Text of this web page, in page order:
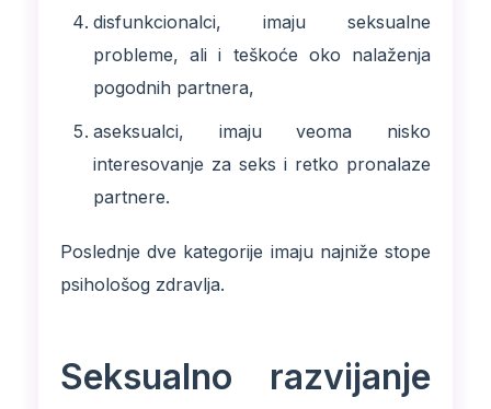
disfunkcionalci, imaju seksualne
probleme, ali i teškoće oko nalaženja
pogodnih partnera,
aseksualci, imaju veoma nisko
interesovanje za seks i retko pronalaze
partnere.
Poslednje dve kategorije imaju najniže stope
psihološog zdravlja.
Seksualno razvijanje